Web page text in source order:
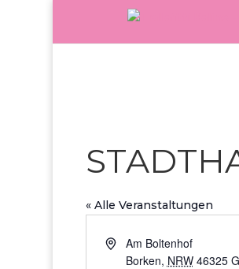
« Alle Veranstaltungen
AdresseAm Boltenhof
Borken, NRW 46325